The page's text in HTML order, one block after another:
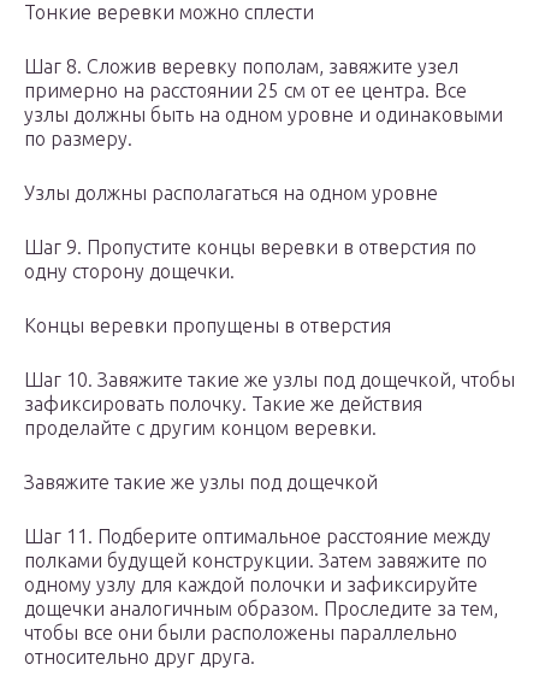
Тонкие веревки можно сплести
Шаг 8. Сложив веревку пополам, завяжите узел
примерно на расстоянии 25 см от ее центра. Все
узлы должны быть на одном уровне и одинаковыми
по размеру.
Узлы должны располагаться на одном уровне
Шаг 9. Пропустите концы веревки в отверстия по
одну сторону дощечки.
Концы веревки пропущены в отверстия
Шаг 10. Завяжите такие же узлы под дощечкой, чтобы
зафиксировать полочку. Такие же действия
проделайте с другим концом веревки.
Завяжите такие же узлы под дощечкой
Шаг 11. Подберите оптимальное расстояние между
полками будущей конструкции. Затем завяжите по
одному узлу для каждой полочки и зафиксируйте
дощечки аналогичным образом. Проследите за тем,
чтобы все они были расположены параллельно
относительно друг друга.